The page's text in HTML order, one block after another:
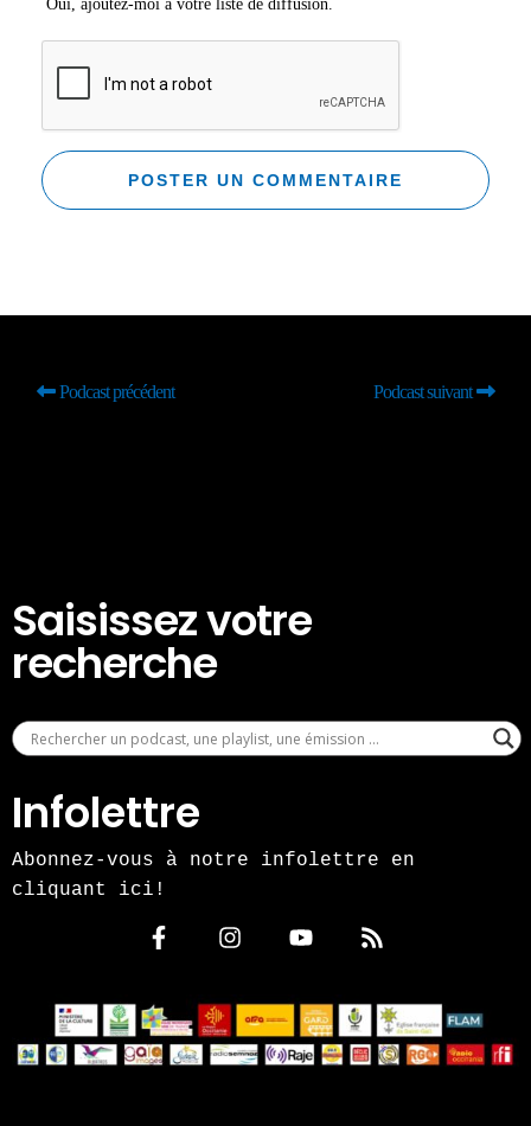
Oui, ajoutez-moi à votre liste de diffusion.
Podcast précédent Podcast suivant
Saisissez votre
recherche
Infolettre
Abonnez-vous à notre infolettre en
cliquant ici!